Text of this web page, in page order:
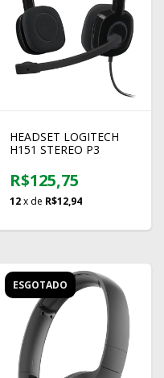
HEADSET LOGITECH
H151 STEREO P3
R$125,75
12x de R$12,94
ESGOTADO